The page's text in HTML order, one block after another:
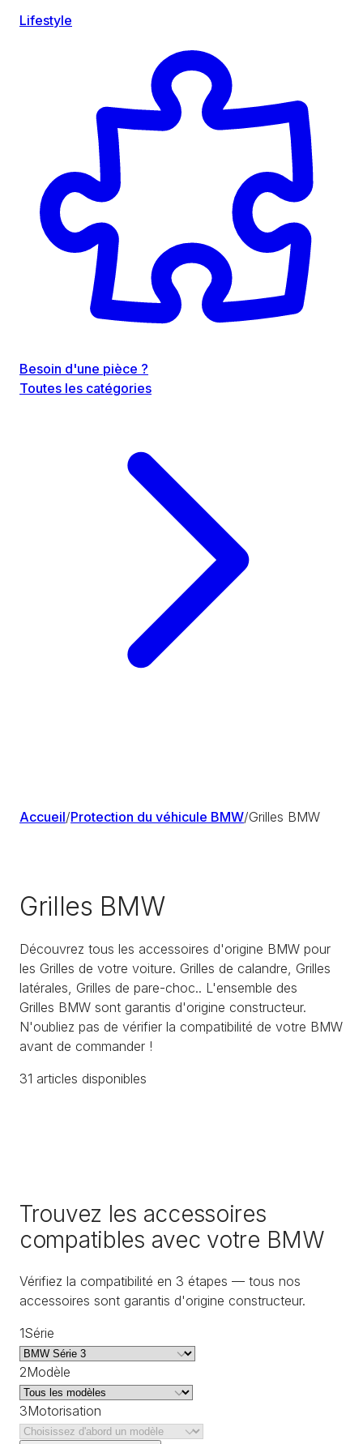
Lifestyle
Besoin d'une pièce ?
Toutes les catégories
Accueil/Protection du véhicule BMW/Grilles BMW
Grilles BMW
Découvrez tous les accessoires d'origine BMW pour
les Grilles de votre voiture. Grilles de calandre, Grilles
latérales, Grilles de pare-choc.. L'ensemble des
Grilles BMW sont garantis d'origine constructeur.
N'oubliez pas de vérifier la compatibilité de votre BMW
avant de commander !
31 articles disponibles
Trouvez les accessoires
compatibles avec votre BMW
Vérifiez la compatibilité en 3 étapes — tous nos
accessoires sont garantis d'origine constructeur.
1Série
2Modèle
3Motorisation